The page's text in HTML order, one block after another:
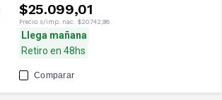
$25.099,01
Precio s/imp. nac. $20.742,98
Llega mañana
Retiro en 48hs
Comparar